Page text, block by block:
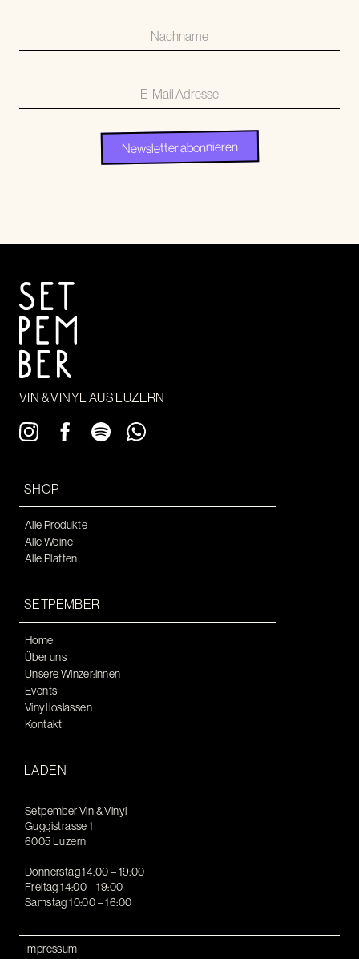
VIN & VINYL AUS LUZERN
SHOP
Alle Produkte
Alle Weine
Alle Platten
SETPEMBER
Home
Über uns
Unsere Winzer:innen
Events
Vinyl loslassen
Kontakt
LADEN
Setpember Vin & Vinyl
Guggistrasse 1
6005 Luzern
Donnerstag 14:00 – 19:00
Freitag 14:00 – 19:00
Samstag 10:00 – 16:00
Impressum